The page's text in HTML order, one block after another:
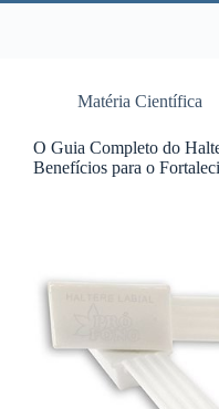
Matéria Científica
O Guia Completo do
Benefícios para o